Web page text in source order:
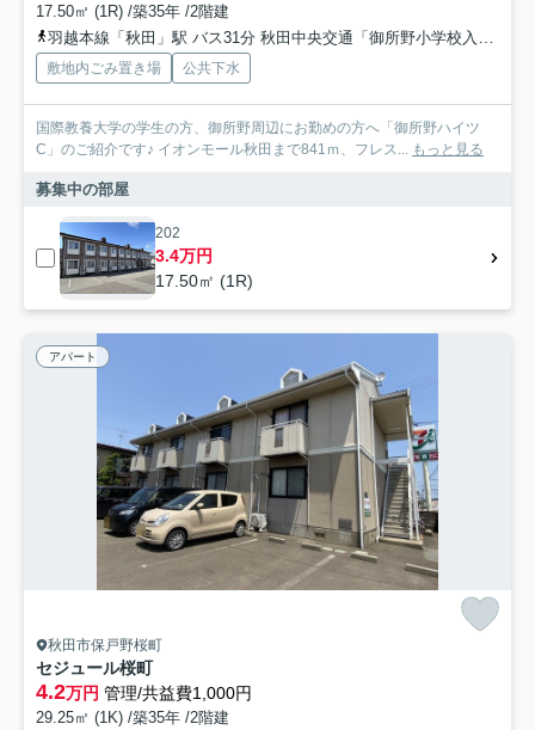
17.50㎡ (1R) /築35年 /2階建
羽越本線「秋田」駅 バス31分 秋田中央交通「御所野小学校入口」 停歩11分
敷地内ごみ置き場 公共下水
国際教養大学の学生の方、御所野周辺にお勤めの方へ「御所野ハイツ
C」のご紹介です♪ イオンモール秋田まで841ｍ、フレス... もっと見る
募集中の部屋
202
3.4万円
17.50㎡ (1R)
アパート
秋田市保戸野桜町
セジュール桜町
4.2万円 管理/共益費1,000円
29.25㎡ (1K) /築35年 /2階建